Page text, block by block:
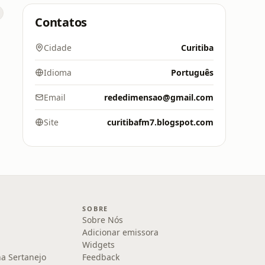
Contatos
Cidade Curitiba
Idioma Português
Email rededimensao@gmail.com
Site curitibafm7.blogspot.com
Sertanejo
SOBRE
Sobre Nós
Adicionar emissora
Widgets
Feedback